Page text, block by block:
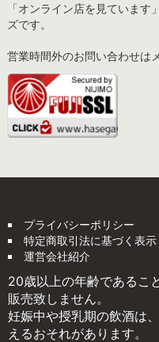
「オンライン店を見ていま
ズです。
営業時間外のお問い合わせは
プライバシーポリシー
特定商取引法に基づく表示
運営会社紹介
20歳以上の年齢であるこ
販売致しません。
妊娠中や授乳期の飲酒は
えるおそれがあります。